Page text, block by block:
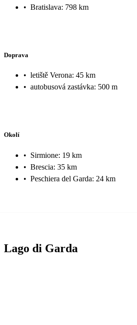
• Bratislava: 798 km
Doprava
• letiště Verona: 45 km
• autobusová zastávka: 500 m
Okolí
• Sirmione: 19 km
• Brescia: 35 km
• Peschiera del Garda: 24 km
Lago di Garda